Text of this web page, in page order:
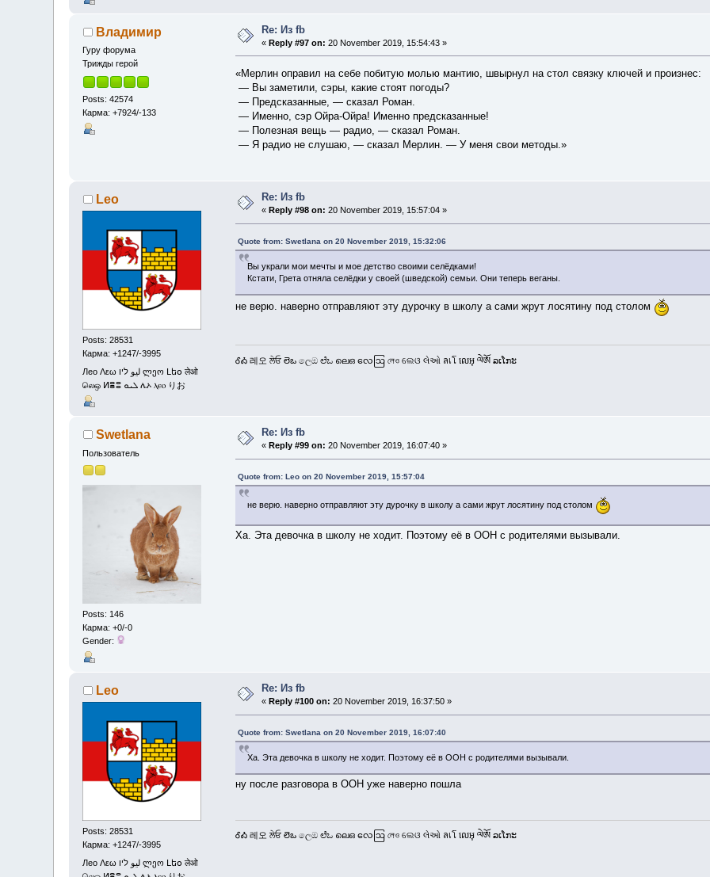
Владимир
Гуру форума
Трижды герой
Posts: 42574
Карма: +7924/-133
Re: Из fb
« Reply #97 on: 20 November 2019, 15:54:43 »
«Мерлин оправил на себе побитую молью мантию, швырнул на стол связку ключей и произнес:
— Вы заметили, сэры, какие стоят погоды?
— Предсказанные, — сказал Роман.
— Именно, сэр Ойра-Ойра! Именно предсказанные!
— Полезная вещь — радио, — сказал Роман.
— Я радио не слушаю, — сказал Мерлин. — У меня свои методы.»
Leo
Posts: 28531
Карма: +1247/-3995
Лео Λεω ليو ליו ლეო Լեօ लेओ
லெஒ ⵍⴻⵓ ܠܝܘ ሌኦ ⲗⲉⲟ りお
Re: Из fb
« Reply #98 on: 20 November 2019, 15:57:04 »
Quote from: Swetlana on 20 November 2019, 15:32:06
Вы украли мои мечты и мое детство своими селёдками!
Кстати, Грета отняла селёдки у своей (шведской) семьи. Они теперь веганы.
не верю. наверно отправляют эту дурочку в школу а сами жрут лосятину под столом
ᎴᎣ 레오 ਲੇਓ లెఒ ලෙඔ ಲೆಒ ലെഒ လေဩ লেও ଲେଓ લેઓ ลเโ លេអុ ལེཨོ ລເໂກະ
Swetlana
Пользователь
Posts: 146
Карма: +0/-0
Gender:
Re: Из fb
« Reply #99 on: 20 November 2019, 16:07:40 »
Quote from: Leo on 20 November 2019, 15:57:04
не верю. наверно отправляют эту дурочку в школу а сами жрут лосятину под столом
Ха. Эта девочка в школу не ходит. Поэтому её в ООН с родителями вызывали.
Leo
Posts: 28531
Карма: +1247/-3995
Лео Λεω ليو ליו ლეო Լեօ लेओ
Re: Из fb
« Reply #100 on: 20 November 2019, 16:37:50 »
Quote from: Swetlana on 20 November 2019, 16:07:40
Ха. Эта девочка в школу не ходит. Поэтому её в ООН с родителями вызывали.
ну после разговора в ООН уже наверно пошла
ᎴᎣ 레오 ਲੇਓ లెఒ ලෙඔ ಲೆಒ ലെഒ လေဩ লেও ଲେଓ લેઓ ลเโ លេអុ ལེཨོ ລເໂກະ